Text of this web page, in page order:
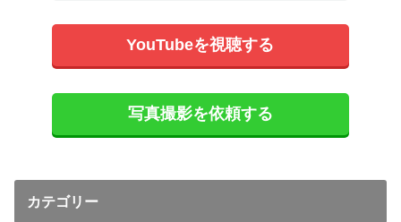
YouTubeを視聴する
写真撮影を依頼する
カテゴリー